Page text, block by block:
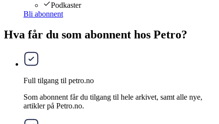
Podkaster
Bli abonnent
Hva får du som abonnent hos Petro?
Full tilgang til petro.no
Som abonnent får du tilgang til hele arkivet, samt alle nye,
artikler på Petro.no.